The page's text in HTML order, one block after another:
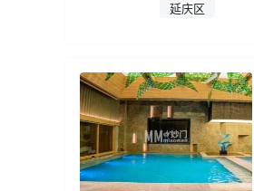
延庆区